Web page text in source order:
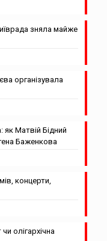
зняла майже
організувала
як Матвій Бідний
Баженкова
концерти,
олігархічна